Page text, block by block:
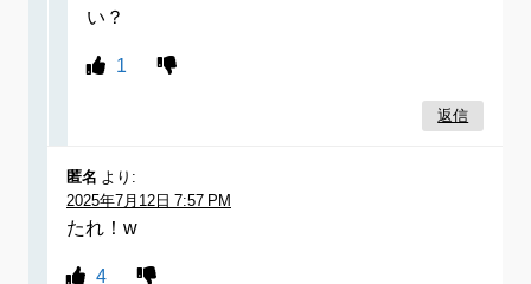
い？
1
返信
匿名 より:
2025年7月12日 7:57 PM
たれ！w
4